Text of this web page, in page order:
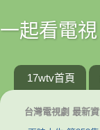
一起看電
17wtv首頁
台灣電視劇 最新